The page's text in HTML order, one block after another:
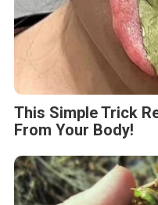
This Simple Trick
From Your Body!